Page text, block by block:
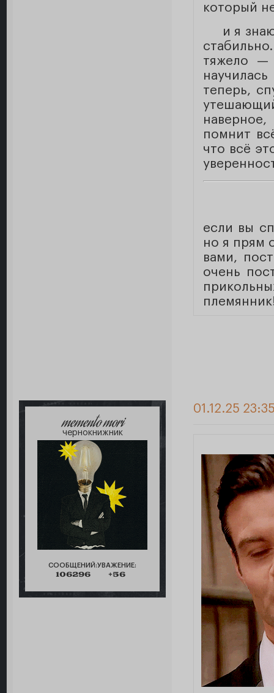
который
и я
тяжело —
теперь,
помнит
что всё
если вы
но я прям
вами,
очень
memento mori
чернокнижник
СООБЩЕНИЙ:
106296
УВАЖЕНИЕ:
+56
01.12.25